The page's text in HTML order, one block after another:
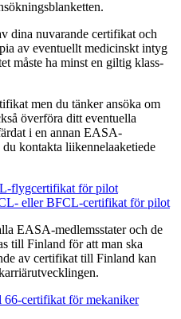
dina nuvarande certifikat och
av eventuellt medicinskt intyg
måste ha minst en giltig klass-
men du tänker ansöka om
överföra ditt eventuella
i en annan EASA-
kontakta liikennelaaketiede
flygcertifikat för pilot
eller BFCL-certifikat för pilot
EASA-medlemsstater och de
till Finland för att man ska
av certifikat till Finland kan
certifikat för mekaniker